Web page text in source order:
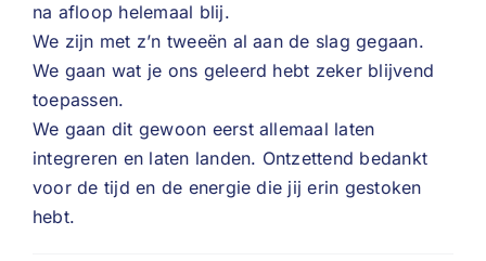
na afloop helemaal blij.
We zijn met z’n tweeën al aan de slag gegaan.
We gaan wat je ons geleerd hebt zeker blijvend
toepassen.
We gaan dit gewoon eerst allemaal laten
integreren en laten landen. Ontzettend bedankt
voor de tijd en de energie die jij erin gestoken
hebt.